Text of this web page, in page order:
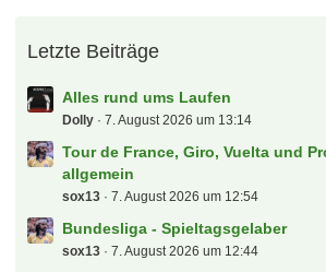
Letzte Beiträge
Alles rund ums Laufen
Dolly 7. August 2026 um 13:14
Tour de France, Giro, Vuelta und
allgemein
sox13 7. August 2026 um 12:54
Bundesliga - Spieltagsgelaber
sox13 7. August 2026 um 12:44